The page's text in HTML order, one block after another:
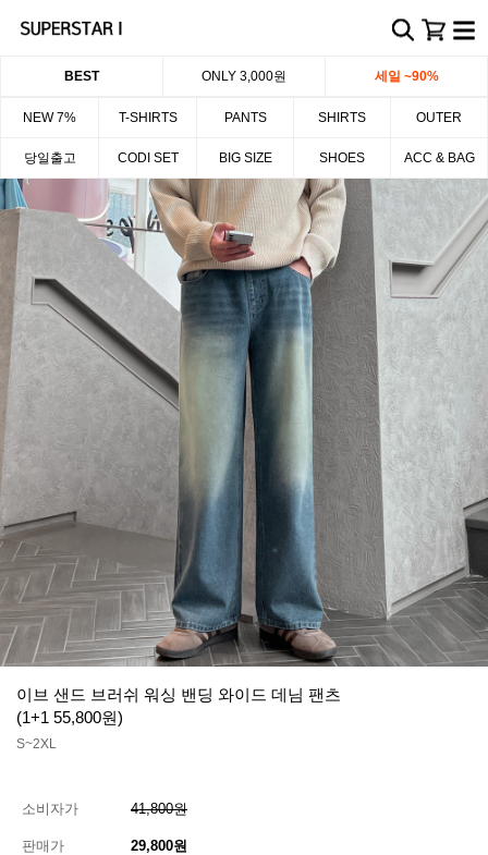
BEST ONLY 3,000원 세일 ~90%
NEW 7% T-SHIRTS PANTS SHIRTS OUTER
당일출고 CODI SET BIG SIZE SHOES ACC & BAG
이브 샌드 브러쉬 워싱 밴딩 와이드 데님 팬츠
(1+1 55,800원)
S~2XL
소비자가 41,800원
판매가 29,800원